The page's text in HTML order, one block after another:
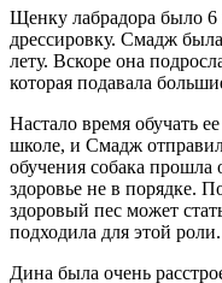
Щенку лабрадора было 6
дрессировку. Смадж
лету. Вскоре она
которая подавала
Настало время обучать
школе, и Смадж
обучения собака прошла
здоровье не в порядке.
здоровый пес может
подходила для этой роли.
Дина была очень